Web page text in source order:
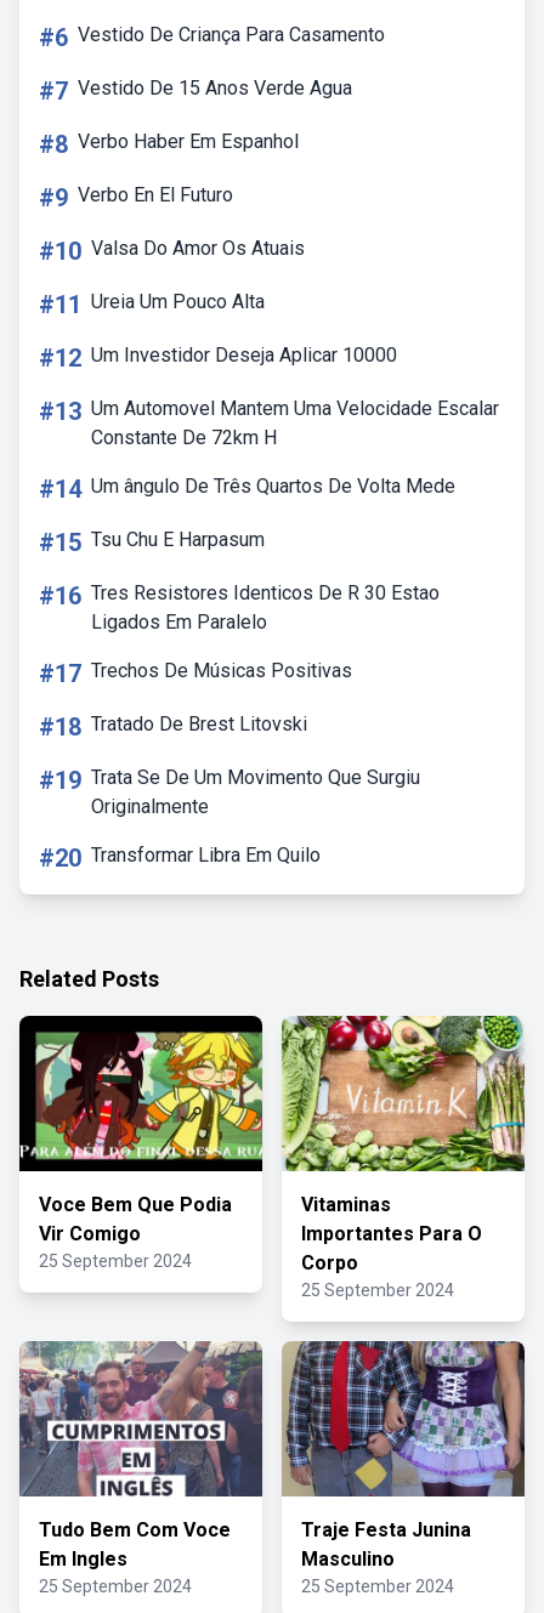
#6 Vestido De Criança Para Casamento
#7 Vestido De 15 Anos Verde Agua
#8 Verbo Haber Em Espanhol
#9 Verbo En El Futuro
#10 Valsa Do Amor Os Atuais
#11 Ureia Um Pouco Alta
#12 Um Investidor Deseja Aplicar 10000
#13 Um Automovel Mantem Uma Velocidade Escalar
Constante De 72km H
#14 Um ângulo De Três Quartos De Volta Mede
#15 Tsu Chu E Harpasum
#16 Tres Resistores Identicos De R 30 Estao
Ligados Em Paralelo
#17 Trechos De Músicas Positivas
#18 Tratado De Brest Litovski
#19 Trata Se De Um Movimento Que Surgiu
Originalmente
#20 Transformar Libra Em Quilo
Related Posts
Voce Bem Que Podia
Vir Comigo
25 September 2024
Vitaminas
Importantes Para O
Corpo
25 September 2024
Tudo Bem Com Voce
Em Ingles
25 September 2024
Traje Festa Junina
Masculino
25 September 2024